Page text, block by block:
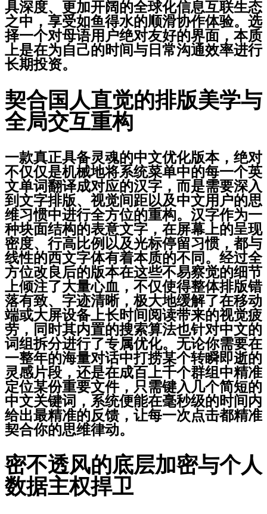
具深度、更加开阔的全球化信息互联生态
之中，享受如鱼得水的顺滑协作体验。选
择一个对母语用户绝对友好的界面，本质
上是在为自己的时间与日常沟通效率进行
长期投资。
契合国人直觉的排版美学与
全局交互重构
一款真正具备灵魂的中文优化版本，绝对
不仅仅是机械地将系统菜单中的每一个英
文单词翻译成对应的汉字，而是需要深入
到文字排版、视觉间距以及中文用户的思
维习惯中进行全方位的重构。汉字作为一
种块面结构的表意文字，在屏幕上的呈现
密度、行高比例以及光标停留习惯，都与
线性的西文字体有着本质的不同。经过全
方位改良后的版本在这些不易察觉的细节
上倾注了大量心血，不仅使得整体排版错
落有致、字迹清晰，极大地缓解了在移动
端或大屏设备上长时间阅读带来的视觉疲
劳，同时其内置的搜索算法也针对中文的
词组拆分进行了专属优化。无论你需要在
一整年的海量对话中打捞某个转瞬即逝的
灵感片段，还是在成百上千个群组中精准
定位某份重要文件，只需键入几个简短的
中文关键词，系统便能在毫秒级的时间内
给出最精准的反馈，让每一次点击都精准
契合你的思维律动。
密不透风的底层加密与个人
数据主权捍卫